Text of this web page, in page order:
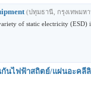
(ปทุมธานี, กรุงเทพมห
of static electricity (ESD)
นไฟฟ้าสถิตย์/แผ่นอะคลี